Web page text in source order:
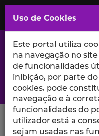
Saltar
para
Conteúdo
Principal
A excelência da
Search Button
Uso de Cookies
Este portal utiliza
na navegação no
de funcionalidades
inibição, por parte
cookies, pode
navegação e à
funcionalidades do
utilizador está a
sejam usadas nas